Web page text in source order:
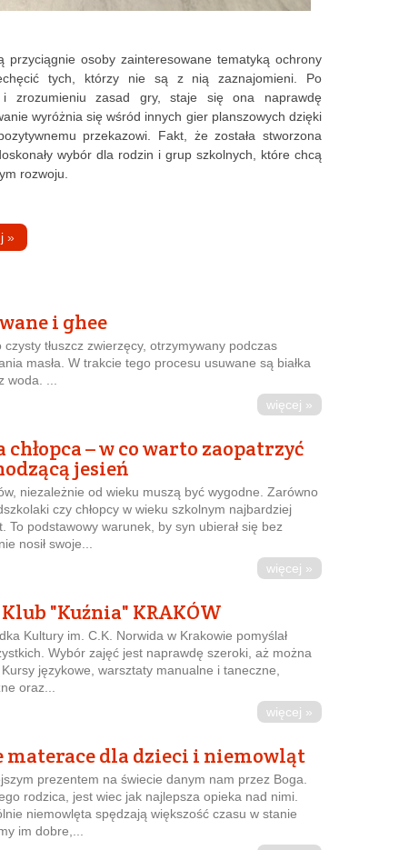
osoby zainteresowane tematyką ochrony
tych, którzy nie są z nią zaznajomieni. Po
i zrozumieniu zasad gry, staje się ona naprawdę
wyróżnia się wśród innych gier planszowych dzięki
przekazowi. Fakt, że została stworzona
wybór dla rodzin i grup szkolnych, które chcą
rozwoju.
»
i ghee
czysty tłuszcz zwierzęcy, otrzymywany podczas
masła. W trakcie tego procesu usuwane są białka
woda. ...
więcej »
– w co warto zaopatrzyć
jesień
niezależnie od wieku muszą być wygodne. Zarówno
czy chłopcy w wieku szkolnym najbardziej
To podstawowy warunek, by syn ubierał się bez
nosił swoje...
więcej »
"Kuźnia" KRAKÓW
Kultury im. C.K. Norwida w Krakowie pomyślał
Wybór zajęć jest naprawdę szeroki, aż można
językowe, warsztaty manualne i taneczne,
oraz...
więcej »
materace dla dzieci i niemowląt
prezentem na świecie danym nam przez Boga.
rodzica, jest wiec jak najlepsza opieka nad nimi.
niemowlęta spędzają większość czasu w stanie
im dobre,...